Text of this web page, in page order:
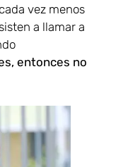
vez menos
a llamar a
entonces no